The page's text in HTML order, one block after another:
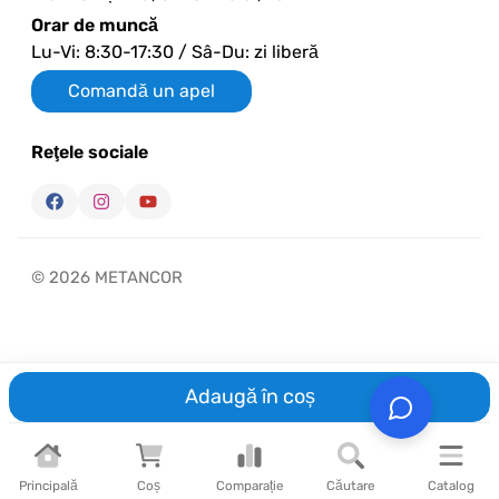
Adaugă în coș
Principală Coș Comparație Căutare Catalog
Orar de muncă
Lu-Vi: 8:30-17:30 / Sâ-Du: zi liberă
Comandă un apel
Reţele sociale
© 2026 METANCOR